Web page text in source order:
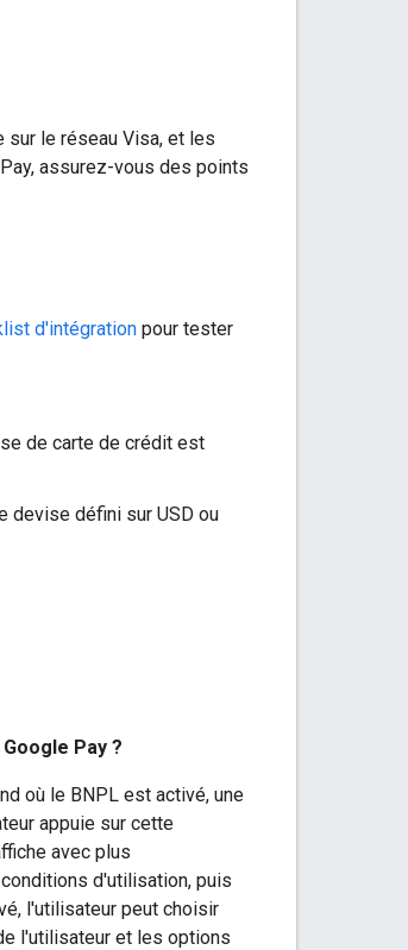
sur le réseau Visa, et les
assurez-vous des points
d'intégration pour tester
de carte de crédit est
devise défini sur USD ou
Pay ?
où le BNPL est activé, une
appuie sur cette
avec plus
d'utilisation, puis
l'utilisateur peut choisir
l'utilisateur et les options